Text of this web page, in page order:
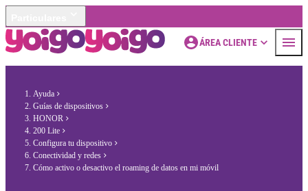
ÁREA CLIENTE
Ayuda
Guías de dispositivos
HONOR
200 Lite
Configura tu dispositivo
Conectividad y redes
Cómo activo o desactivo el roaming de datos en mi móvil